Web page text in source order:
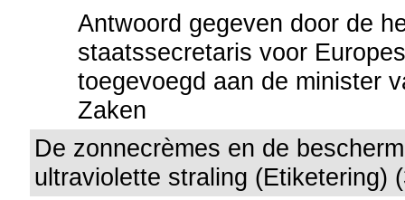
Antwoord gegeven door de
staatssecretaris voor
toegevoegd aan de minister
Zaken
De zonnecrèmes en de
ultraviolette straling (Etiketering)